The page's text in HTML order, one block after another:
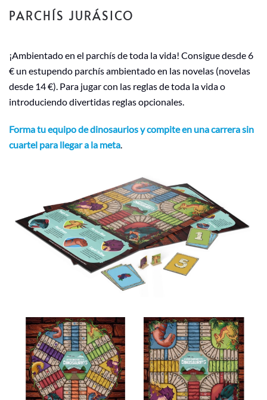
PARCHÍS JURÁSICO
¡Ambientado en el parchís de toda la vida! Consigue desde 6
€ un estupendo parchís ambientado en las novelas (novelas
desde 14 €). Para jugar con las reglas de toda la vida o
introduciendo divertidas reglas opcionales.
Forma tu equipo de dinosaurios y compite en una carrera sin
cuartel para llegar a la meta.